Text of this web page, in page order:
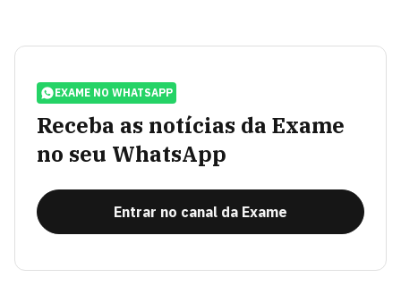
EXAME NO WHATSAPP
Receba as notícias da Exame
no seu WhatsApp
Entrar no canal da Exame